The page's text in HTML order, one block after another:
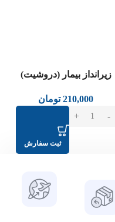
زیرانداز بیمار (دروشیت)
210,000 تومان
ثبت سفارش